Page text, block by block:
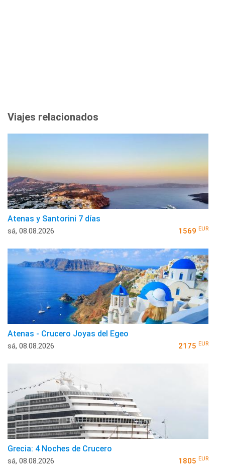
Viajes relacionados
Atenas y Santorini 7 días
sá, 08.08.2026 1569 EUR
Atenas - Crucero Joyas del Egeo
sá, 08.08.2026 2175 EUR
Grecia: 4 Noches de Crucero
sá, 08.08.2026 1805 EUR